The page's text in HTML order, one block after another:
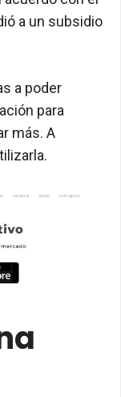
a un subsidio
a poder
para
más. A